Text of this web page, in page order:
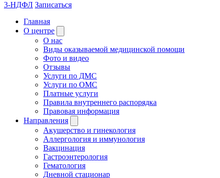
3-НДФЛ Записаться
Главная
О центре
О нас
Виды оказываемой медицинской помощи
Фото и видео
Отзывы
Услуги по ДМС
Услуги по ОМС
Платные услуги
Правила внутреннего распорядка
Правовая информация
Направления
Акушерство и гинекология
Аллергология и иммунология
Вакцинация
Гастроэнтерология
Гематология
Дневной стационар